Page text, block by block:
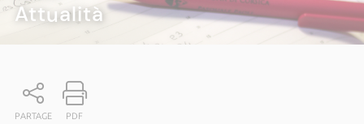
Attualità
PARTAGE PDF